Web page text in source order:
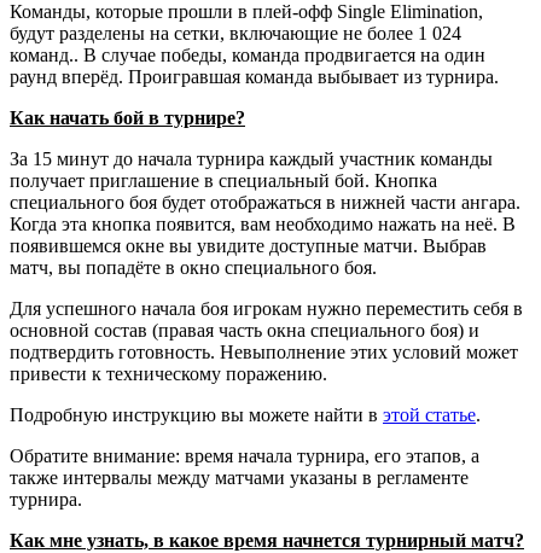
Команды, которые прошли в плей-офф Single Elimination,
будут разделены на сетки, включающие не более 1 024
команд.. В случае победы, команда продвигается на один
раунд вперёд. Проигравшая команда выбывает из турнира.
Как начать бой в турнире?
За 15 минут до начала турнира каждый участник команды
получает приглашение в специальный бой. Кнопка
специального боя будет отображаться в нижней части ангара.
Когда эта кнопка появится, вам необходимо нажать на неё. В
появившемся окне вы увидите доступные матчи. Выбрав
матч, вы попадёте в окно специального боя.
Для успешного начала боя игрокам нужно переместить себя в
основной состав (правая часть окна специального боя) и
подтвердить готовность. Невыполнение этих условий может
привести к техническому поражению.
Подробную инструкцию вы можете найти в этой статье.
Обратите внимание: время начала турнира, его этапов, а
также интервалы между матчами указаны в регламенте
турнира.
Как мне узнать, в какое время начнется турнирный матч?